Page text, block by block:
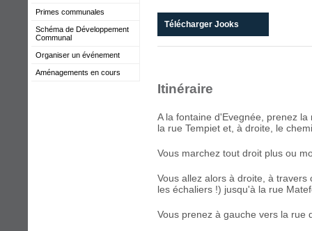
Primes communales
Schéma de Développement
Communal
Organiser un événement
Aménagements en cours
Télécharger Jooks
Itinéraire
A la fontaine d'Evegnée, prenez
la rue Tempiet et, à droite, le
Vous marchez tout droit plus ou
Vous allez alors à droite, à
les échaliers !) jusqu'à la rue
Vous prenez à gauche vers la rue